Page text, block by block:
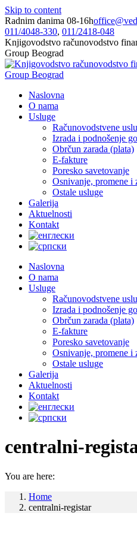
Skip to content
Radnim danima 08-16h
011/­4048-330, 011/­2418-048
Knjigovodstvo računovodstvo
Group Beograd
Naslovna
O nama
Usluge
Računovodstvene
Izrada i podnošenje
Obrčun zarada (plata)
E-fakture
Poresko savetovanje
Osnivanje, promene i
Ostale usluge
Galerija
Aktuelnosti
Kontakt
Naslovna
O nama
Usluge
Računovodstvene
Izrada i podnošenje
Obrčun zarada (plata)
E-fakture
Poresko savetovanje
Osnivanje, promene i
Ostale usluge
Galerija
Aktuelnosti
Kontakt
centralni-
You are here:
Home
centralni-registar